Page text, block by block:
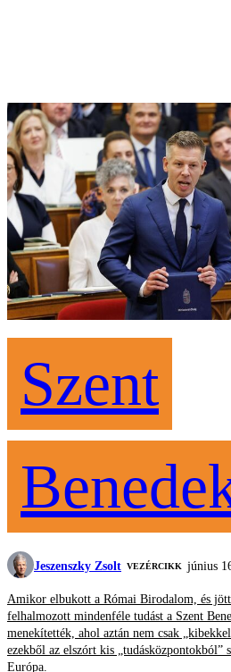
Szent
Jeszenszky Zsolt VEZÉRCIKK június
Amikor elbukott a Római Birodalom, és
felhalmozott mindenféle tudást a Szent
menekítették, ahol aztán nem csak
ezekből az elszórt kis „tudásközpontokból”
Európa.